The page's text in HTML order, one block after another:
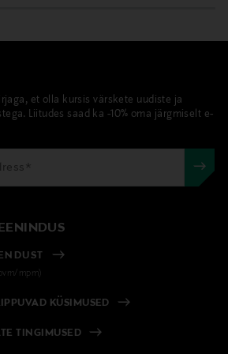
Helsinki, Finland
kreem, nahahooldus
et olla kursis värskete uudiste ja
Liitudes saad ka -10% oma järgmiselt e-
mpm)
KÜSIMUSED
TINGIMUSED